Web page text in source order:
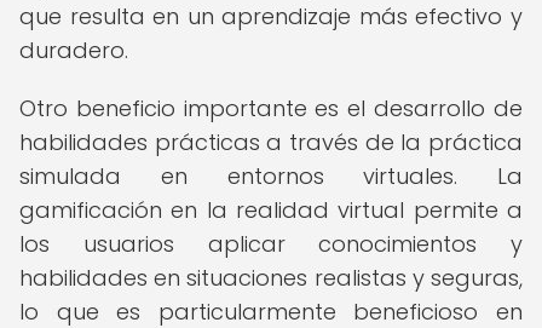
que resulta en un aprendizaje más efectivo y
duradero.
Otro beneficio importante es el desarrollo de
habilidades prácticas a través de la práctica
simulada en entornos virtuales. La
gamificación en la realidad virtual permite a
los usuarios aplicar conocimientos y
habilidades en situaciones realistas y seguras,
lo que es particularmente beneficioso en